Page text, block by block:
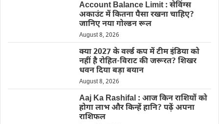
Account Balance Limit : सेविंग्स
अकाउंट में कितना पैसा रखना चाहिए?
जानिए नया गोल्डन रूल
August 8, 2026
क्या 2027 के वर्ल्ड कप में टीम इंडिया को
नहीं है रोहित-विराट की जरूरत? शिखर
धवन दिया बड़ा बयान
August 8, 2026
Aaj Ka Rashifal : आज किन राशियों को
होगा लाभ और किन्हें हानि? पढ़ें अपना
राशिफल